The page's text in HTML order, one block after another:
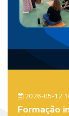
2026-05-12
Formação